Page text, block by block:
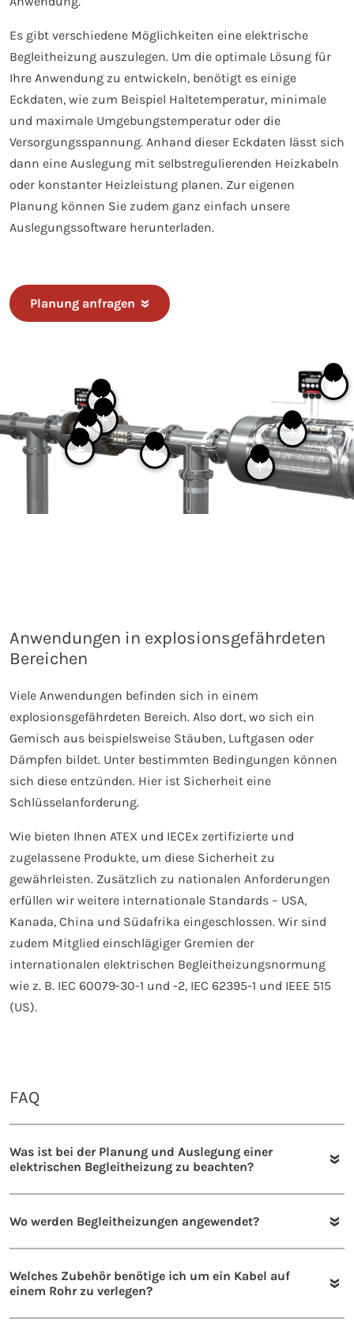
Es gibt verschiedene Möglichkeiten eine elektrische
Begleitheizung auszulegen. Um die optimale Lösung für
Ihre Anwendung zu entwickeln, benötigt es einige
Eckdaten, wie zum Beispiel Haltetemperatur, minimale
und maximale Umgebungstemperatur oder die
Versorgungsspannung. Anhand dieser Eckdaten lässt sich
dann eine Auslegung mit selbstregulierenden Heizkabeln
oder konstanter Heizleistung planen. Zur eigenen
Planung können Sie zudem ganz einfach unsere
Auslegungssoftware herunterladen.
Planung anfragen
Anwendungen in explosionsgefährdeten
Bereichen
Viele Anwendungen befinden sich in einem
explosionsgefährdeten Bereich. Also dort, wo sich ein
Gemisch aus beispielsweise Stäuben, Luftgasen oder
Dämpfen bildet. Unter bestimmten Bedingungen können
sich diese entzünden. Hier ist Sicherheit eine
Schlüsselanforderung.
Wie bieten Ihnen ATEX und IECEx zertifizierte und
zugelassene Produkte, um diese Sicherheit zu
gewährleisten. Zusätzlich zu nationalen Anforderungen
erfüllen wir weitere internationale Standards – USA,
Kanada, China und Südafrika eingeschlossen. Wir sind
zudem Mitglied einschlägiger Gremien der
internationalen elektrischen Begleitheizungsnormung
wie z. B. IEC 60079-30-1 und -2, IEC 62395-1 und IEEE 515
(US).
FAQ
Was ist bei der Planung und Auslegung einer
elektrischen Begleitheizung zu beachten?
Wo werden Begleitheizungen angewendet?
Welches Zubehör benötige ich um ein Kabel auf
einem Rohr zu verlegen?